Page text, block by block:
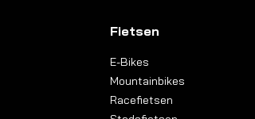
Fietsen
E-Bikes
Mountainbikes
Racefietsen